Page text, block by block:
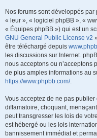
Nos forums sont développés
« leur », « logiciel phpBB », «
« Équipes phpBB ») qui est un
GNU General Public License v2
être téléchargé depuis
les discussions sur Internet.
nous acceptons ou n’acceptons
de plus amples informations au
https://www.phpbb.com/.
Vous acceptez de ne pas
diffamatoire, choquant,
peut transgresser les lois de
est hébergé ou les lois
bannissement immédiat et